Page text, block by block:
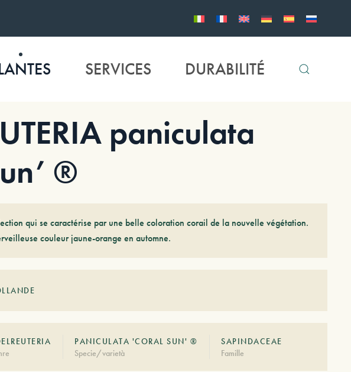
SERVICES DURABILITÉ
paniculata
®
qui se caractérise par une belle coloration corail de la nouvelle végétation.
couleur jaune-orange en automne.
PANICULATA 'CORAL SUN' ®
Specie/varietà
SAPINDACEAE
Famille